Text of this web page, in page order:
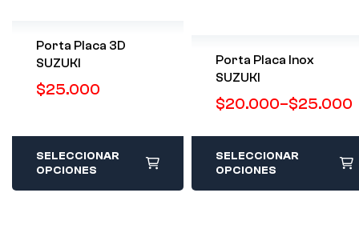
Porta Placa 3D
SUZUKI
$25.000
SELECCIONAR
OPCIONES
Porta Placa Inox
SUZUKI
$20.000–$25.000
SELECCIONAR
OPCIONES